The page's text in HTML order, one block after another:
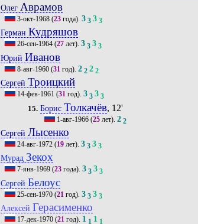
Олег Аврамов
3-окт-1968 (23 года).3 3 3 3
ГерманКудряшов
26-сен-1964 (27 лет).3 3 3 3
Юрий Иванов
8-авг-1960 (31 год).2 2 2 2
СергейТроицкий
14-фев-1961 (31 год).3 3 3 3
15. БорисТолкачёв, 12'
1-авг-1966(25лет). 2 2
СергейЛысенко
24-авг-1972 (19 лет).3 3 3 3
Мурад Зекох
7-янв-1969 (23 года).3 3 3 3
Сергей Белоус
25-сен-1970 (21 год).3 3 3 3
Алексей Герасименко
17-дек-1970 (21 год). 1 1 1 1